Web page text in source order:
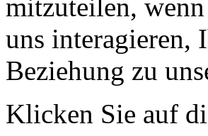
mitzuteilen,
uns interagieren,
Beziehung zu
Klicken Sie auf